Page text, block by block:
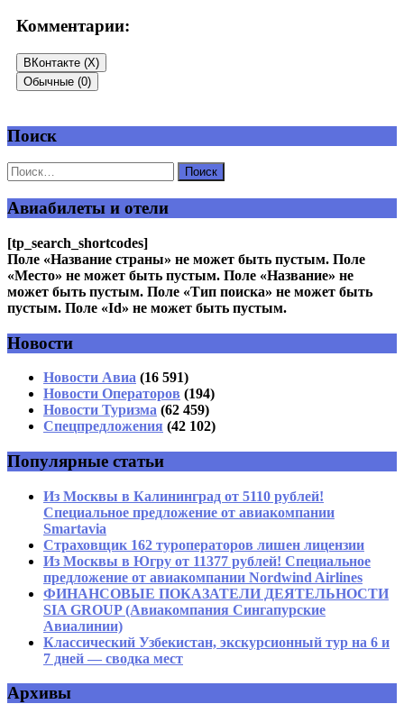
Комментарии:
ВКонтакте (X)
Обычные (0)
Добавить комментарий
Ваш адрес email не будет опубликован.
Имя *
Email*
Поиск
Авиабилеты и отели
[tp_search_shortcodes]
Поле «Название страны» не может быть пустым. Поле
«Место» не может быть пустым. Поле «Название» не
может быть пустым. Поле «Тип поиска» не может быть
пустым. Поле «Id» не может быть пустым.
Новости
Новости Авиа (16 591)
Новости Операторов (194)
Новости Туризма (62 459)
Спецпредложения (42 102)
Популярные статьи
Из Москвы в Калининград от 5110 рублей!
Специальное предложение от авиакомпании
Smartavia
Страховщик 162 туроператоров лишен лицензии
Из Москвы в Югру от 11377 рублей! Специальное
предложение от авиакомпании Nordwind Airlines
ФИНАНСОВЫЕ ПОКАЗАТЕЛИ ДЕЯТЕЛЬНОСТИ
SIA GROUP (Авиакомпания Сингапурские
Авиалинии)
Классический Узбекистан, экскурсионный тур на 6 и
7 дней — сводка мест
Архивы